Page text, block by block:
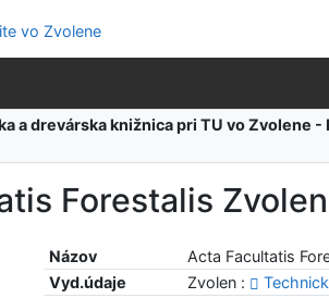
a drevárska knižnica pri TU vo Zvolene -
Forestalis Zvolen
Názov
Acta Facultatis
Vyd.údaje
Zvolen :